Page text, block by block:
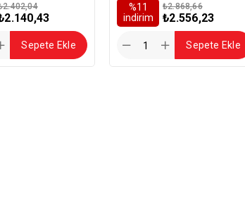
Sepete Ekle
%11
i̇ndirim
₺2.556,23
₺2.868,66
Sepete Ekle